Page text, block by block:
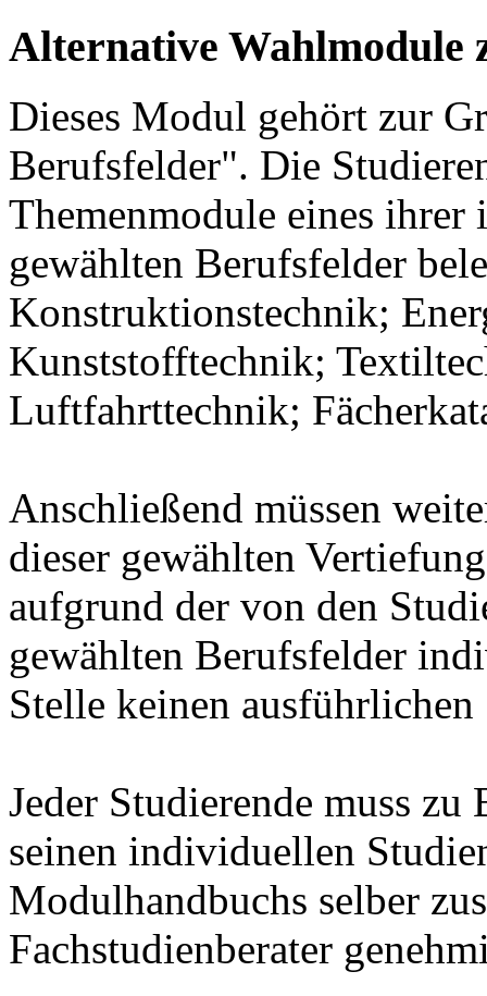
Alternative Wahlmodule
Dieses Modul gehört zur
Berufsfelder". Die
Themenmodule eines ihrer
gewählten Berufsfelder
Konstruktionstechnik;
Kunststofftechnik;
Luftfahrttechnik;
Anschließend müssen
dieser gewählten
aufgrund der von den
gewählten Berufsfelder
Stelle keinen
Jeder Studierende muss
seinen individuellen
Modulhandbuchs selber
Fachstudienberater